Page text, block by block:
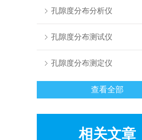
孔隙度分布分析仪
孔隙度分布测试仪
孔隙度分布测定仪
查看全部
相关文章